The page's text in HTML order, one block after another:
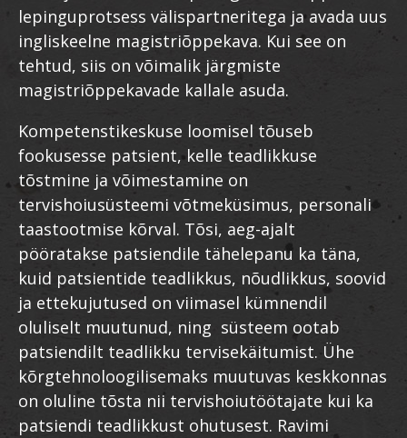
lepinguprotsess välispartneritega ja avada uus
ingliskeelne magistriõppekava. Kui see on
tehtud, siis on võimalik järgmiste
magistriõppekavade kallale asuda.
Kompetenstikeskuse loomisel tõuseb
fookusesse patsient, kelle teadlikkuse
tõstmine ja võimestamine on
tervishoiusüsteemi võtmeküsimus, personali
taastootmise kõrval. Tõsi, aeg-ajalt
pööratakse patsiendile tähelepanu ka täna,
kuid patsientide teadlikkus, nõudlikkus, soovid
ja ettekujutused on viimasel kümnendil
oluliselt muutunud, ning süsteem ootab
patsiendilt teadlikku tervisekäitumist. Ühe
kõrgtehnoloogilisemaks muutuvas keskkonnas
on oluline tõsta nii tervishoiutöötajate kui ka
patsiendi teadlikkust ohutusest. Ravimi